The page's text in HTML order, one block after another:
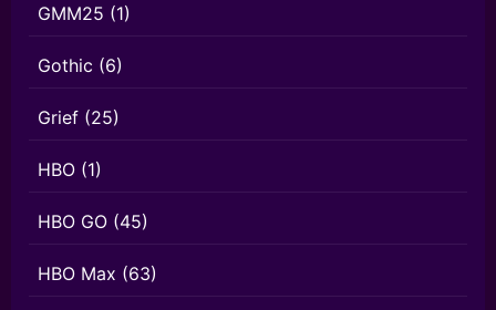
GMM25 (1)
Gothic (6)
Grief (25)
HBO (1)
HBO GO (45)
HBO Max (63)